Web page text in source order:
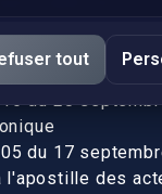
tout
fin de
2016/1191)
du 28
du 17
l'apostille des